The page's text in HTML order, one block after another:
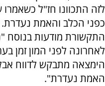
לזה התכוונו חז"ל
כפני הכלב והאמת
התקשורת מודעות
לאחרונה לפני המון זמן
הימצאה מתבקש לדווח
האמת נעדרת".